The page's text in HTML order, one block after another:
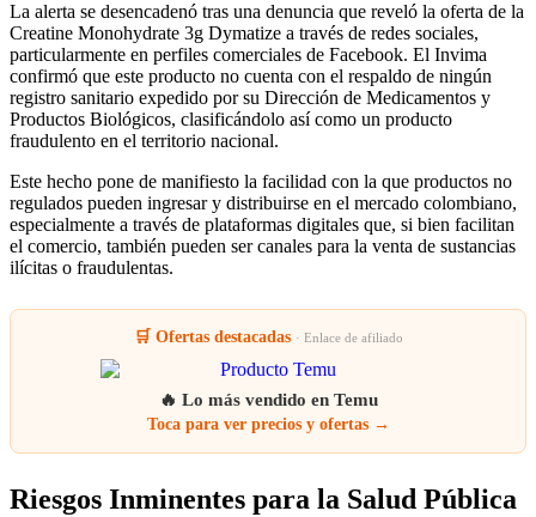
La alerta se desencadenó tras una denuncia que reveló la oferta de la
Creatine Monohydrate 3g Dymatize a través de redes sociales,
particularmente en perfiles comerciales de Facebook. El Invima
confirmó que este producto no cuenta con el respaldo de ningún
registro sanitario expedido por su Dirección de Medicamentos y
Productos Biológicos, clasificándolo así como un producto
fraudulento en el territorio nacional.
Este hecho pone de manifiesto la facilidad con la que productos no
regulados pueden ingresar y distribuirse en el mercado colombiano,
especialmente a través de plataformas digitales que, si bien facilitan
el comercio, también pueden ser canales para la venta de sustancias
ilícitas o fraudulentas.
🛒 Ofertas destacadas · Enlace de afiliado
🔥 Lo más vendido en Temu
Toca para ver precios y ofertas →
Riesgos Inminentes para la Salud Pública